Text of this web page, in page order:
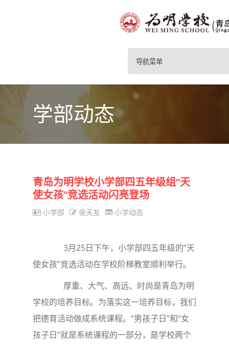
导航菜单
学部动态
青岛为明学校小学部四五年级组“天
使女孩”竞选活动闪亮登场
小学部 侯天友 小学动态
3月25日下午，小学部四五年级的“天
使女孩”竞选活动在学校阶梯教室顺利举行。
厚重、大气、高远、时尚是青岛为明
学校的培养目标。为落实这一培养目标，我们
把德育活动做成系统课程。“男孩子日”和“女
孩子日”就是系统课程的一部分，是学校两个